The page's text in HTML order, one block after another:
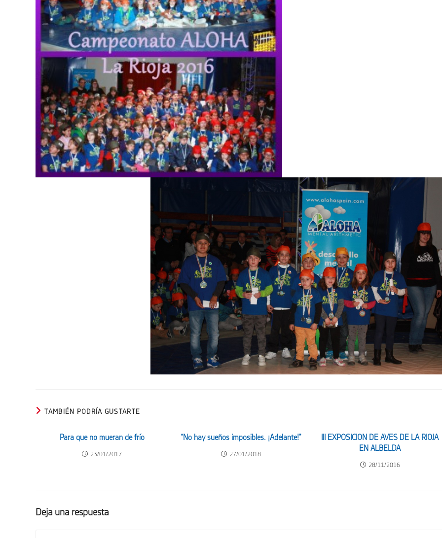
TAMBIÉN PODRÍA GUSTARTE
Para que no mueran de frío
23/01/2017
“No hay sueños imposibles. ¡Adelante!”
27/01/2018
III EXPOSICION DE AVES DE LA RIOJA
EN ALBELDA
28/11/2016
Deja una respuesta